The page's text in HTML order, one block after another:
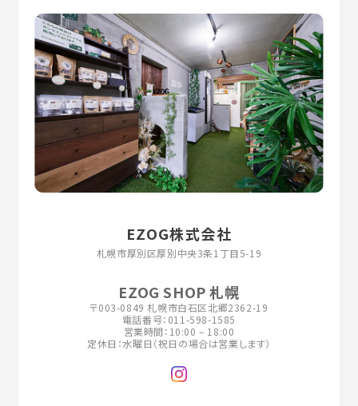
EZOG株式会社
EZOG SHOP 札幌
〒003-0849 札幌市白石区北郷2362-19
電話番号：011-598-1585
営業時間：10:00 – 18:00
定休日：水曜日（祝日の場合は営業します）